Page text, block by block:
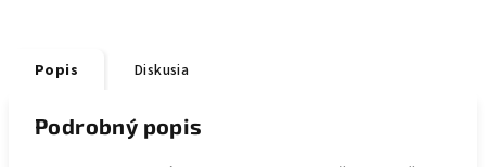
Popis Diskusia
Podrobný popis